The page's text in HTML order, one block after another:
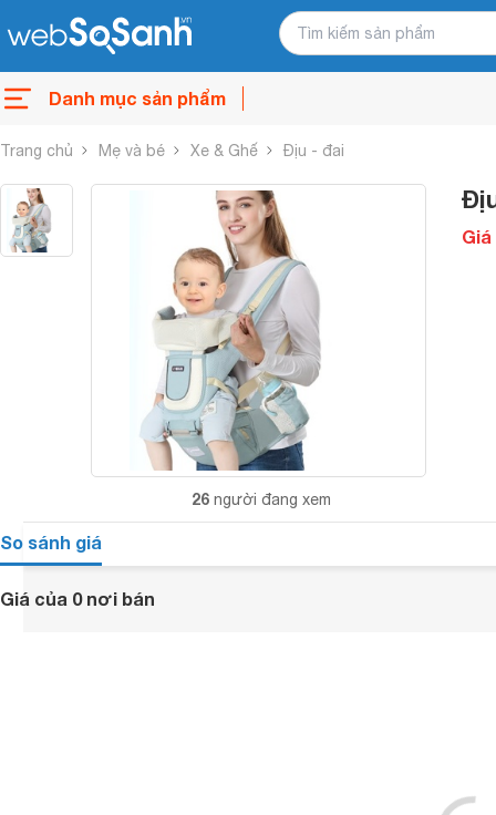
Danh mục sản phẩm
Trang chủ Mẹ và bé Xe & Ghế Địu - đai
26 người đang xem
So sánh giá
Giá của 0 nơi bán